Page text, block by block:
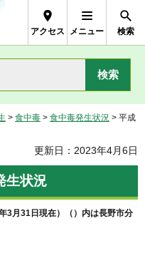
アクセス メニュー 検索
> 食中毒 > 食中毒発生状況 > 平成
更新日：2023年4月6日
生状況
3月31日現在）
（）内は長野市分